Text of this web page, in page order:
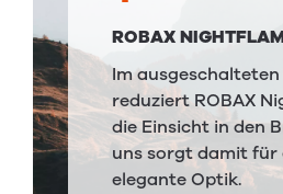
ROBAX
Im
reduziert ROBAX
die Einsicht in den
uns sorgt damit für
elegante Optik.